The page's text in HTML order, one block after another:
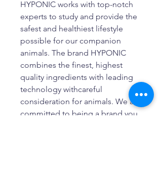
HYPONIC works with top-notch
experts to study and provide the
safest and healthiest lifestyle
possible for our companion
animals. The brand HYPONIC
combines the finest, highest
quality ingredients with leading
technology withcareful
consideration for animals. We are
committed to being a brand you